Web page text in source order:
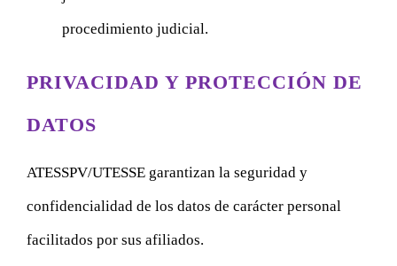
procedimiento judicial.
PRIVACIDAD Y PROTECCIÓN DE
DATOS
ATESSPV/UTESSE garantizan la seguridad y
confidencialidad de los datos de carácter personal
facilitados por sus afiliados.